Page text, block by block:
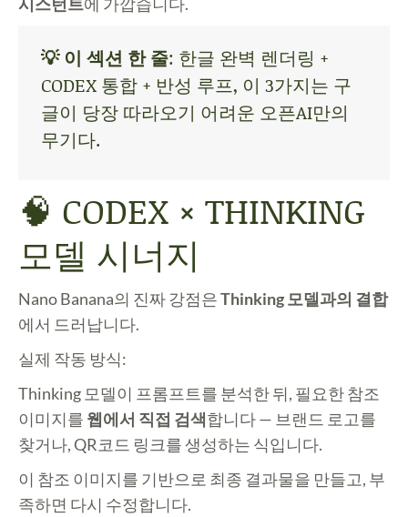
💡 이 섹션 한 줄: 한글 완벽 렌더링 +
CODEX 통합 + 반성 루프, 이 3가지는 구
글이 당장 따라오기 어려운 오픈AI만의
무기다.
🧠 CODEX × THINKING
모델 시너지
Nano Banana의 진짜 강점은Thinking 모델과의 결합
에서 드러납니다.
실제 작동 방식:
Thinking 모델이 프롬프트를 분석한 뒤, 필요한 참조
이미지를 웹에서 직접 검색합니다 — 브랜드 로고를
찾거나, QR코드 링크를 생성하는 식입니다.
이 참조 이미지를 기반으로 최종 결과물을 만들고, 부
족하면 다시 수정합니다.